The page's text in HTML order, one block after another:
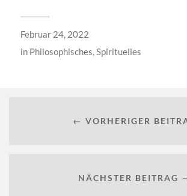
Februar 24, 2022
in Philosophisches,Spirituelles
← VORHERIGER
NÄCHSTER BEITRAG